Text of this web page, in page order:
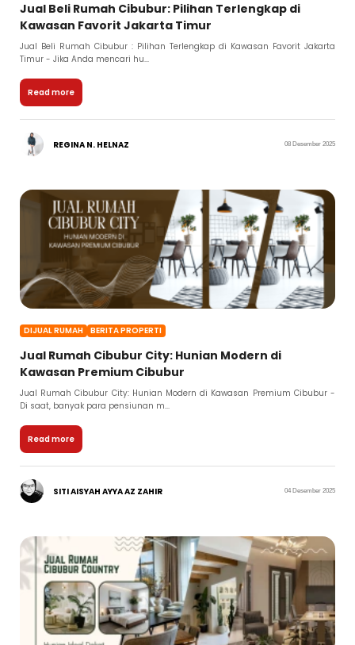
Jual Beli Rumah Cibubur: Pilihan Terlengkap di
Kawasan Favorit Jakarta Timur
Jual Beli Rumah Cibubur : Pilihan Terlengkap di Kawasan Favorit Jakarta
Timur - Jika Anda mencari hu...
Read more
REGINA N. HELNAZ 08 Desember 2025
DIJUAL RUMAH BERITA PROPERTI
Jual Rumah Cibubur City: Hunian Modern di
Kawasan Premium Cibubur
Jual Rumah Cibubur City: Hunian Modern di Kawasan Premium Cibubur -
Di saat, banyak para pensiunan m...
Read more
SITI AISYAH AYYA AZ ZAHIR 04 Desember 2025